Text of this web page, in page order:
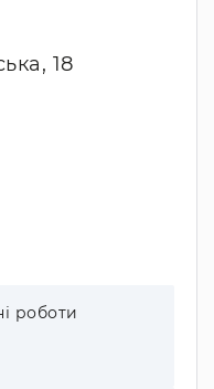
18
роботи